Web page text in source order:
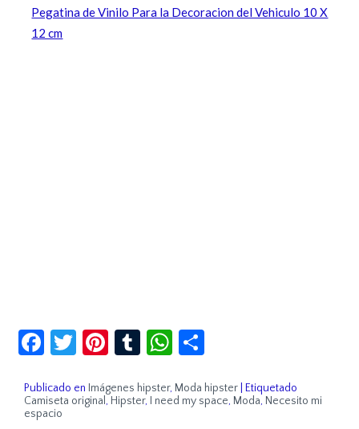
Pegatina de Vinilo Para la Decoracion del Vehiculo 10 X
12 cm
Facebook
Twitter
Pinterest
TumblrWhatsApp
Publicado en Imágenes hipster, Moda hipster |Etiquetado
Camiseta original, Hipster, I need my space, Moda, Necesito mi
espacio